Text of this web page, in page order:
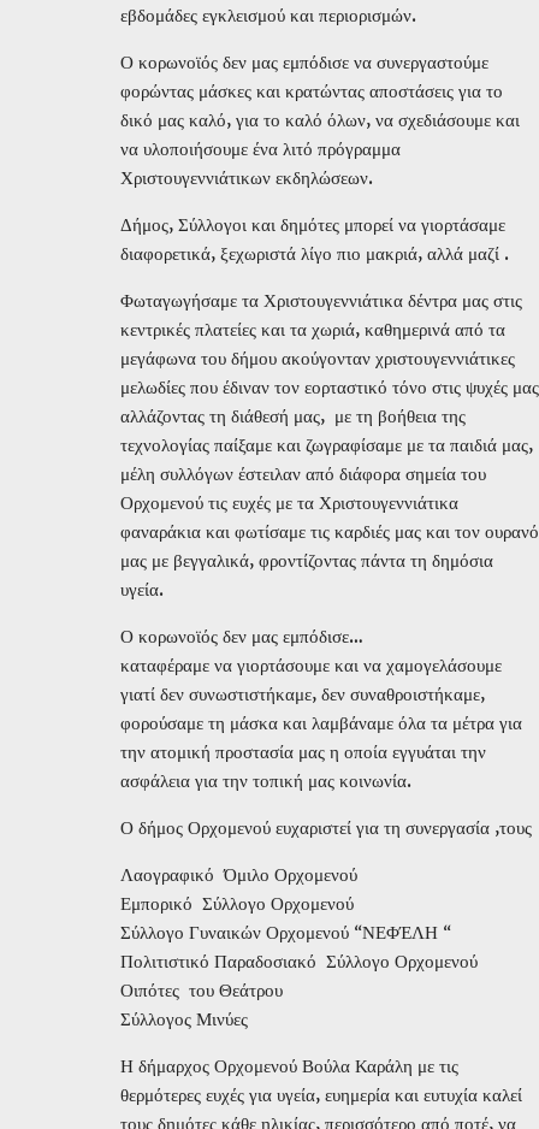
εβδομάδες εγκλεισμού και περιορισμών.
Ο κορωνοϊός δεν μας εμπόδισε να συνεργαστούμε
φορώντας μάσκες και κρατώντας αποστάσεις για το
δικό μας καλό, για το καλό όλων, να σχεδιάσουμε και
να υλοποιήσουμε ένα λιτό πρόγραμμα
Χριστουγεννιάτικων εκδηλώσεων.
Δήμος, Σύλλογοι και δημότες μπορεί να γιορτάσαμε
διαφορετικά, ξεχωριστά λίγο πιο μακριά, αλλά μαζί .
Φωταγωγήσαμε τα Χριστουγεννιάτικα δέντρα μας στις
κεντρικές πλατείες και τα χωριά, καθημερινά από τα
μεγάφωνα του δήμου ακούγονταν χριστουγεννιάτικες
μελωδίες που έδιναν τον εορταστικό τόνο στις ψυχές μας
αλλάζοντας τη διάθεσή μας, με τη βοήθεια της
τεχνολογίας παίξαμε και ζωγραφίσαμε με τα παιδιά μας,
μέλη συλλόγων έστειλαν από διάφορα σημεία του
Ορχομενού τις ευχές με τα Χριστουγεννιάτικα
φαναράκια και φωτίσαμε τις καρδιές μας και τον ουρανό
μας με βεγγαλικά, φροντίζοντας πάντα τη δημόσια
υγεία.
Ο κορωνοϊός δεν μας εμπόδισε…
καταφέραμε να γιορτάσουμε και να χαμογελάσουμε
γιατί δεν συνωστιστήκαμε, δεν συναθροιστήκαμε,
φορούσαμε τη μάσκα και λαμβάναμε όλα τα μέτρα για
την ατομική προστασία μας η οποία εγγυάται την
ασφάλεια για την τοπική μας κοινωνία.
Ο δήμος Ορχομενού ευχαριστεί για τη συνεργασία ,τους
Λαογραφικό Όμιλο Ορχομενού
Εμπορικό Σύλλογο Ορχομενού
Σύλλογο Γυναικών Ορχομενού “ΝΕΦΈΛΗ “
Πολιτιστικό Παραδοσιακό Σύλλογο Ορχομενού
Οιπότες του Θεάτρου
Σύλλογος Μινύες
Η δήμαρχος Ορχομενού Βούλα Καράλη με τις
θερμότερες ευχές για υγεία, ευημερία και ευτυχία καλεί
τους δημότες κάθε ηλικίας, περισσότερο από ποτέ, να